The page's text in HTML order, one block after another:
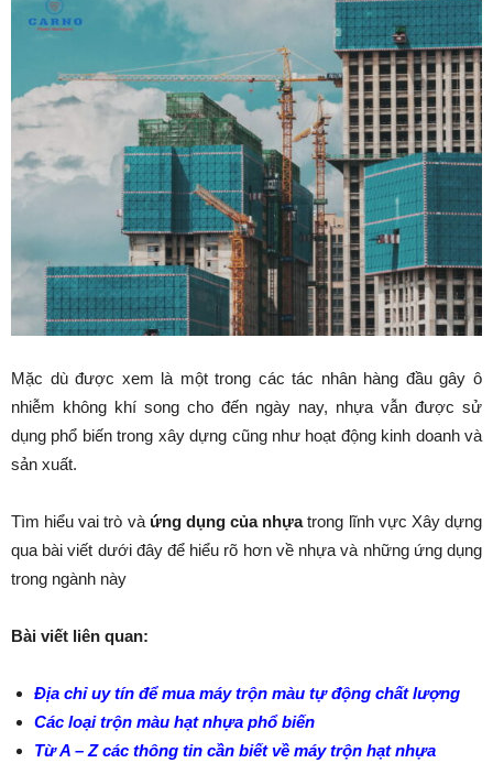
Mặc dù được xem là một trong các tác nhân hàng đầu gây ô
nhiễm không khí song cho đến ngày nay, nhựa vẫn được sử
dụng phổ biến trong xây dựng cũng như hoạt động kinh doanh và
sản xuất.
Tìm hiểu vai trò và ứng dụng của nhựatrong lĩnh vực Xây dựng
qua bài viết dưới đây để hiểu rõ hơn về nhựa và những ứng dụng
trong ngành này
Bài viết liên quan:
Địa chỉ uy tín để mua máy trộn màu tự động chất lượng
Các loại trộn màu hạt nhựa phổ biến
Từ A – Z các thông tin cần biết về máy trộn hạt nhựa